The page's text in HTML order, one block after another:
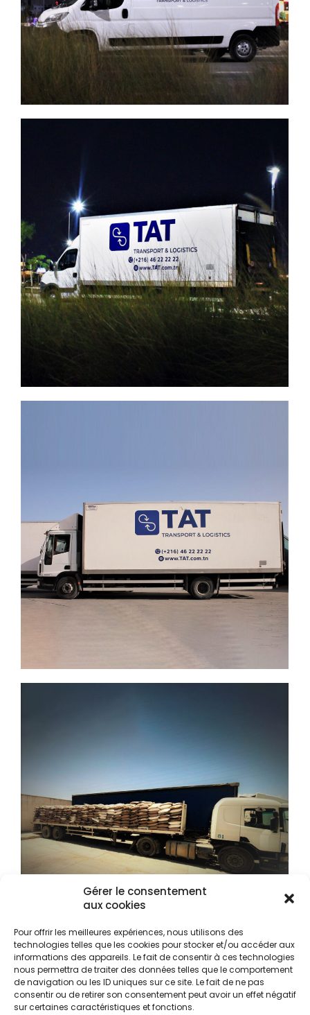
Gérer le consentement
aux cookies
Pour offrir les meilleures expériences, nous utilisons des
technologies telles que les cookies pour stocker et/ou accéder aux
informations des appareils. Le fait de consentir à ces technologies
nous permettra de traiter des données telles que le comportement
de navigation ou les ID uniques sur ce site. Le fait de ne pas
consentir ou de retirer son consentement peut avoir un effet négatif
sur certaines caractéristiques et fonctions.